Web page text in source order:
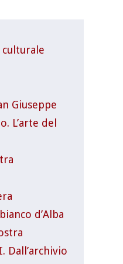
Giuseppe
L’arte del
d’Alba
Dall’archivio